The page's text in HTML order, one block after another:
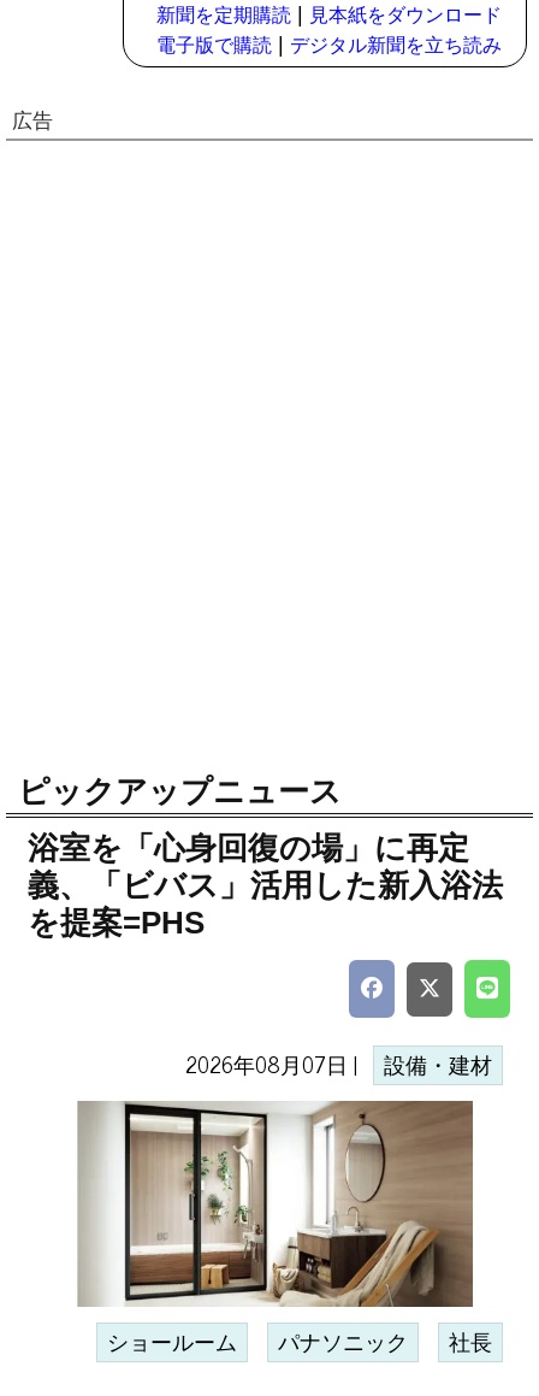
新聞を定期購読
見本紙をダウンロード
電子版で購読
デジタル新聞を立ち読み
広告
ピックアップニュース
浴室を「心身回復の場」に再定
義、「ビバス」活用した新入浴法
を提案=PHS
2026年08月07日 | 設備・建材
ショールーム パナソニック 社長